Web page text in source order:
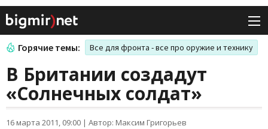
Горячие темы: Все для фронта - все про оружие и технику
В Британии создадут
«Солнечных солдат»
16 марта 2011, 09:00 | Автор: Максим Григорьев